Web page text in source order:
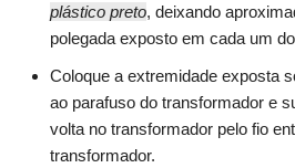
plástico preto, deixando
polegada exposto em cada um
Coloque a extremidade exposta
ao parafuso do transformador e
volta no transformador pelo fio
transformador.